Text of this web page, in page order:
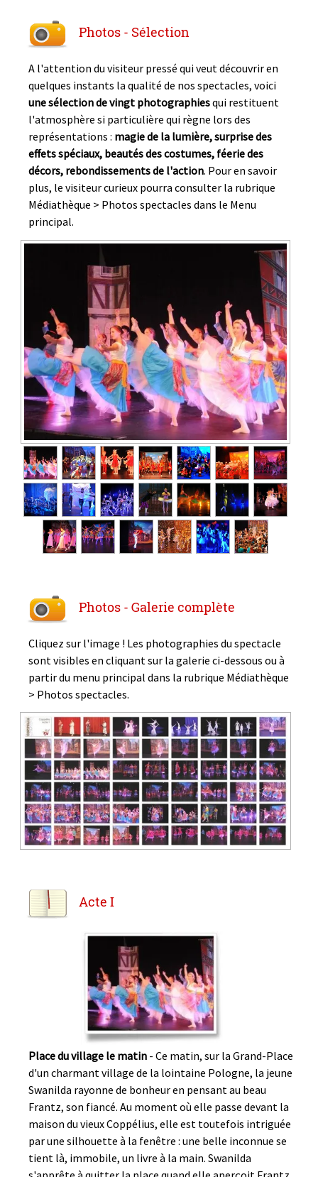
Photos - Sélection
A l'attention du visiteur pressé qui veut découvrir en
quelques instants la qualité de nos spectacles, voici
une sélection de vingt photographiesqui restituent
l'atmosphère si particulière qui règne lors des
représentations : magie de la lumière, surprise des
effets spéciaux, beautés des costumes, féerie des
décors, rebondissements de l'action. Pour en savoir
plus, le visiteur curieux pourra consulter la rubrique
Médiathèque > Photos spectacles dans le Menu
principal.
Photos - Galerie complète
Cliquez sur l'image ! Les photographies du spectacle
sont visibles en cliquant sur la galerie ci-dessous ou à
partir du menu principal dans la rubrique Médiathèque
> Photos spectacles.
Acte I
Place du village le matin - Ce matin, sur la Grand-Place
d'un charmant village de la lointaine Pologne, la jeune
Swanilda rayonne de bonheur en pensant au beau
Frantz, son fiancé. Au moment où elle passe devant la
maison du vieux Coppélius, elle est toutefois intriguée
par une silhouette à la fenêtre : une belle inconnue se
tient là, immobile, un livre à la main. Swanilda